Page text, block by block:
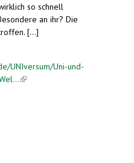
so schnell
an ihr? Die
[...]
UNIversum/Uni-und-
(link is external)